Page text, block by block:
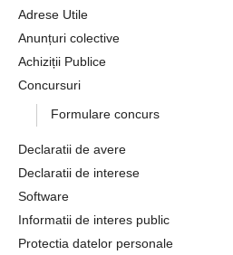
Adrese Utile
Anunțuri colective
Achiziții Publice
Concursuri
Formulare concurs
Declaratii de avere
Declaratii de interese
Software
Informatii de interes public
Protectia datelor personale